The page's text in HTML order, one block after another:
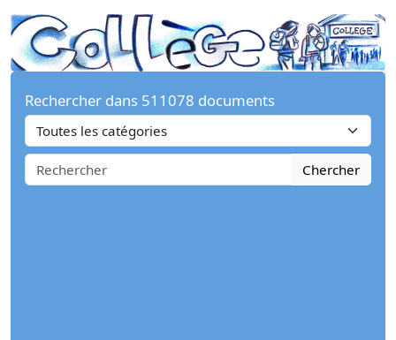
Rechercher dans 511078 documents
Chercher